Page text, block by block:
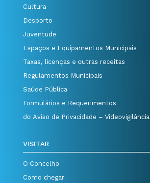
Cultura
Desporto
Juventude
Espaços e Equipamentos Municipais
Taxas, licenças e outras receitas
Regulamentos Municipais
Saúde Pública
Formulários e Requerimentos
do Aviso de Privacidade – Videovigilância
VISITAR
O Concelho
Como chegar